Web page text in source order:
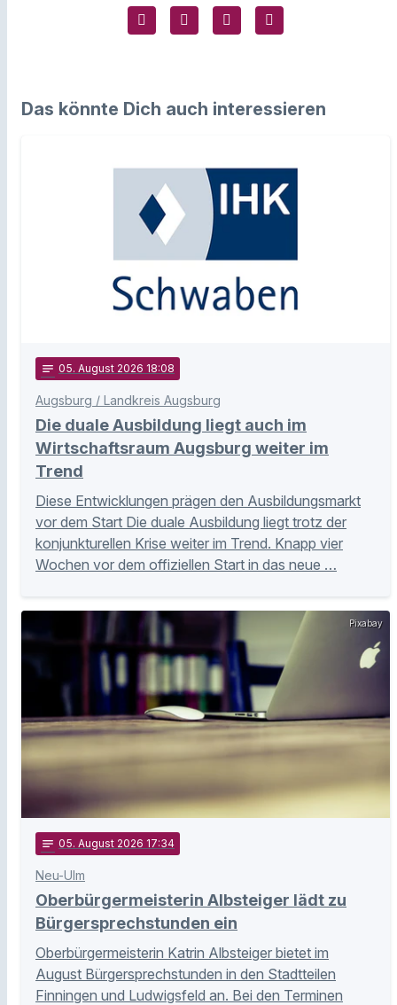
Das könnte Dich auch interessieren
notes 05. August 2026 18:08
Augsburg / Landkreis Augsburg
Die duale Ausbildung liegt auch im
Wirtschaftsraum Augsburg weiter im
Trend
Diese Entwicklungen prägen den Ausbildungsmarkt
vor dem Start Die duale Ausbildung liegt trotz der
konjunkturellen Krise weiter im Trend. Knapp vier
Wochen vor dem offiziellen Start in das neue …
Pixabay
notes 05. August 2026 17:34
Neu-Ulm
Oberbürgermeisterin Albsteiger lädt zu
Bürgersprechstunden ein
Oberbürgermeisterin Katrin Albsteiger bietet im
August Bürgersprechstunden in den Stadtteilen
Finningen und Ludwigsfeld an. Bei den Terminen